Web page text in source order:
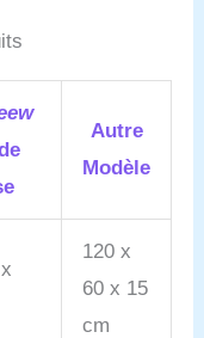
Autre
Modèle
120 x
60 x 15
cm